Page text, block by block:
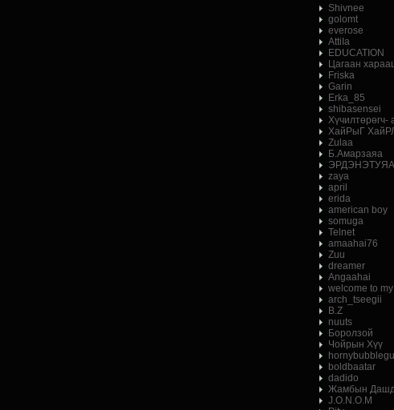
Shivnee
golomt
everose
AttiIa
EDUCATION
Цагаан
Friska
Garin
Erka_85
shibasensei
Хүчилтөрөгч-
ХайРыГ
Zulaa
Б.Амарзаяа
ЭРДЭНЭТУЯА
zaya
april
erida
american boy
somuga
Telnet
amaahai76
Zuu
dreamer
Angaahai
welcome to
arch_tseegii
B.Z
nuuts
Боролзой
Чойрын Хүү
boldbaatar
dadido
Жамбын
J.O.N.O.M